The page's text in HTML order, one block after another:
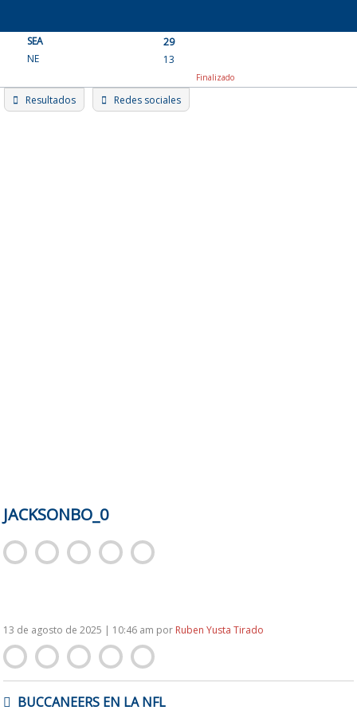
content
SEA
29
NE
13
Finalizado
Resultados Redes sociales
JACKSONBO_0
13 de agosto de 2025 | 10:46 am por Ruben Yusta Tirado
DEBUCCANEERS EN LA NFL